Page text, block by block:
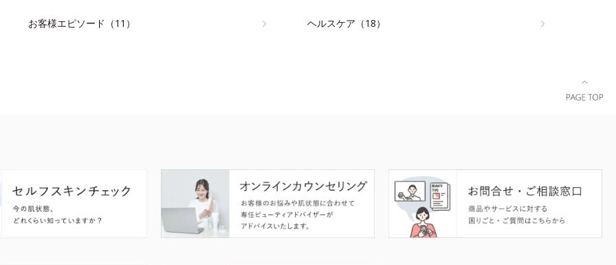
お客様エピソード（11） ヘルスケア（18）